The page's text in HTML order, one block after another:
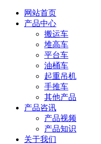
网站首页
产品中心
搬运车
堆高车
平台车
油桶车
起重吊机
手推车
其他产品
产品咨讯
产品视频
产品知识
关于我们